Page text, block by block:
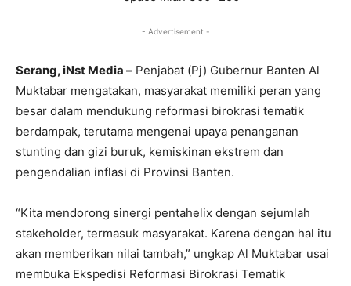
- Advertisement -
Serang, iNst Media – Penjabat (Pj) Gubernur Banten Al
Muktabar mengatakan, masyarakat memiliki peran yang
besar dalam mendukung reformasi birokrasi tematik
berdampak, terutama mengenai upaya penanganan
stunting dan gizi buruk, kemiskinan ekstrem dan
pengendalian inflasi di Provinsi Banten.
“Kita mendorong sinergi pentahelix dengan sejumlah
stakeholder, termasuk masyarakat. Karena dengan hal itu
akan memberikan nilai tambah,” ungkap Al Muktabar usai
membuka Ekspedisi Reformasi Birokrasi Tematik